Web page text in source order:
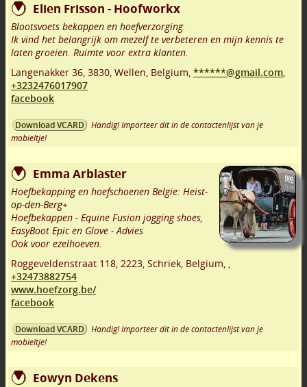
Elien Frisson - Hoofworkx
Blootsvoets bekappen en hoefverzorging.
Ik vind het belangrijk om mezelf te verbeteren en mijn kennis te
laten groeien. Ruimte voor extra klanten.
Langenakker 36, 3830, Wellen, Belgium, ******@gmail.com,
+3232476017907
facebook
Download VCARD
Handig! Importeer dit in de contactenlijst van je
mobieltje!
Emma Arblaster
Hoefbekapping en hoefschoenen Belgie: Heist-
op-den-Berg+
Hoefbekappen - Equine Fusion jogging shoes,
EasyBoot Epic en Glove - Advies
Ook voor ezelhoeven.
Roggeveldenstraat 118, 2223, Schriek, Belgium, ,
+32473882754
www.hoefzorg.be/
facebook
Download VCARD
Handig! Importeer dit in de contactenlijst van je
mobieltje!
Eowyn Dekens